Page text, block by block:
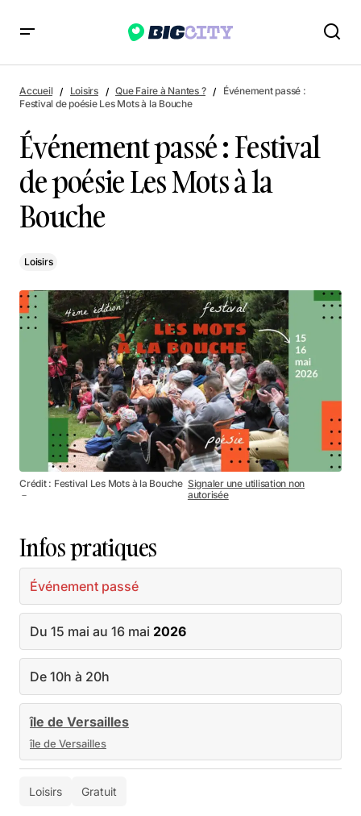
Événement passé : Festival de poésie Les Mots à la Bouche
Accueil Loisirs Que Faire à Nantes ?
Événement passé :
Festival de poésie Les Mots à la Bouche
Événement passé : Festival
de poésie Les Mots à la
Bouche
Loisirs
Crédit : Festival Les Mots à la Bouche
－
Signaler une utilisation non
autorisée
Infos pratiques
Événement passé
Du 15 mai au 16 mai 2026
De 10h à 20h
île de Versailles
île de Versailles
Loisirs Gratuit